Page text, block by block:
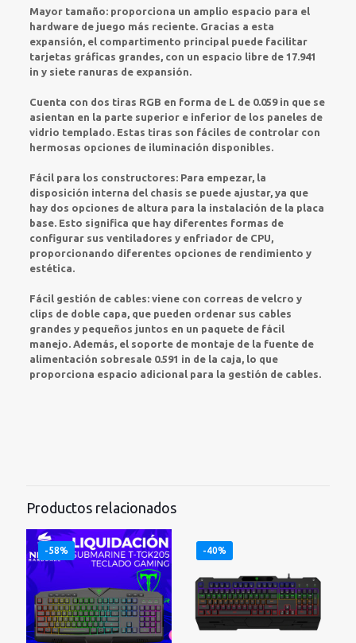
Mayor tamaño: proporciona un amplio espacio para el
hardware de juego más reciente. Gracias a esta
expansión, el compartimento principal puede facilitar
tarjetas gráficas grandes, con un espacio libre de 17.941
in y siete ranuras de expansión.
Cuenta con dos tiras RGB en forma de L de 0.059 in que se
asientan en la parte superior e inferior de los paneles de
vidrio templado. Estas tiras son fáciles de controlar con
hermosas opciones de iluminación disponibles.
Fácil para los constructores: Para empezar, la
disposición interna del chasis se puede ajustar, ya que
hay dos opciones de altura para la instalación de la placa
base. Esto significa que hay diferentes formas de
configurar sus ventiladores y enfriador de CPU,
proporcionando diferentes opciones de rendimiento y
estética.
Fácil gestión de cables: viene con correas de velcro y
clips de doble capa, que pueden ordenar sus cables
grandes y pequeños juntos en un paquete de fácil
manejo. Además, el soporte de montaje de la fuente de
alimentación sobresale 0.591 in de la caja, lo que
proporciona espacio adicional para la gestión de cables.
Productos relacionados
-58% -40%